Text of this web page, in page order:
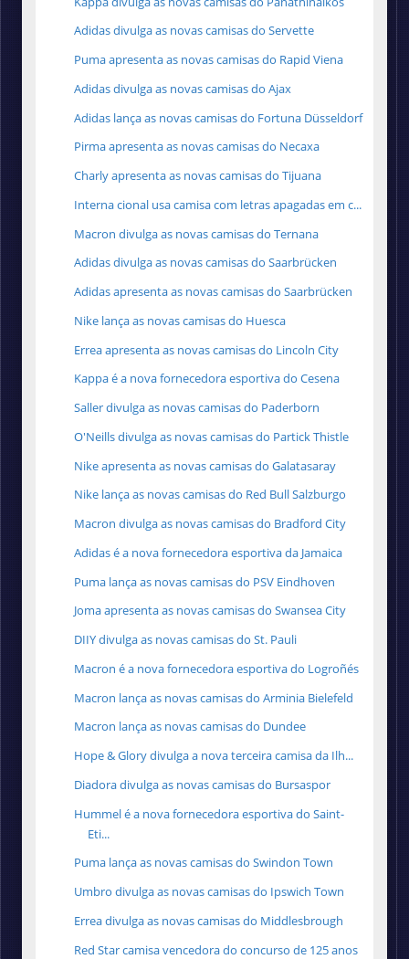
Adidas divulga as novas camisas do Servette
Puma apresenta as novas camisas do Rapid Viena
Adidas divulga as novas camisas do Ajax
Adidas lança as novas camisas do Fortuna Düsseldorf
Pirma apresenta as novas camisas do Necaxa
Charly apresenta as novas camisas do Tijuana
Interna cional usa camisa com letras apagadas em c...
Macron divulga as novas camisas do Ternana
Adidas divulga as novas camisas do Saarbrücken
Adidas apresenta as novas camisas do Saarbrücken
Nike lança as novas camisas do Huesca
Errea apresenta as novas camisas do Lincoln City
Kappa é a nova fornecedora esportiva do Cesena
Saller divulga as novas camisas do Paderborn
O'Neills divulga as novas camisas do Partick Thistle
Nike apresenta as novas camisas do Galatasaray
Nike lança as novas camisas do Red Bull Salzburgo
Macron divulga as novas camisas do Bradford City
Adidas é a nova fornecedora esportiva da Jamaica
Puma lança as novas camisas do PSV Eindhoven
Joma apresenta as novas camisas do Swansea City
DIIY divulga as novas camisas do St. Pauli
Macron é a nova fornecedora esportiva do Logroñés
Macron lança as novas camisas do Arminia Bielefeld
Macron lança as novas camisas do Dundee
Hope & Glory divulga a nova terceira camisa da Ilh...
Diadora divulga as novas camisas do Bursaspor
Hummel é a nova fornecedora esportiva do Saint-
Eti...
Puma lança as novas camisas do Swindon Town
Umbro divulga as novas camisas do Ipswich Town
Errea divulga as novas camisas do Middlesbrough
Red Star camisa vencedora do concurso de 125 anos